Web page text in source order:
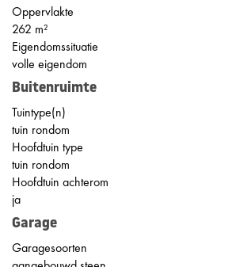
Oppervlakte
262 m²
Eigendomssituatie
volle eigendom
Buitenruimte
Tuintype(n)
tuin rondom
Hoofdtuin type
tuin rondom
Hoofdtuin achterom
ja
Garage
Garagesoorten